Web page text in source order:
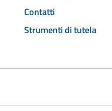
Contatti
Strumenti di tutela